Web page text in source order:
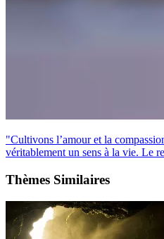
"Cultivons l’amour et la
véritablement un sens à la vie. Le
Thèmes Similaires